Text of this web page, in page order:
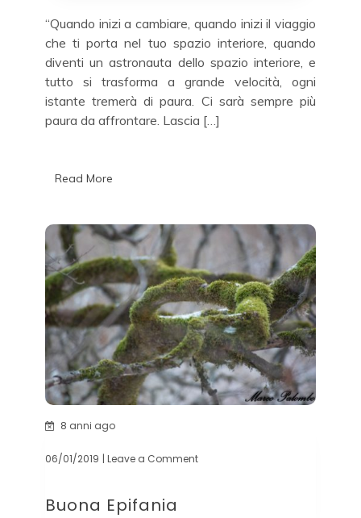
“Quando inizi a cambiare, quando inizi il viaggio
che ti porta nel tuo spazio interiore, quando
diventi un astronauta dello spazio interiore, e
tutto si trasforma a grande velocità, ogni
istante tremerà di paura. Ci sarà sempre più
paura da affrontare. Lascia […]
Read More
8 anni ago
06/01/2019 | Leave a Comment
Buona Epifania